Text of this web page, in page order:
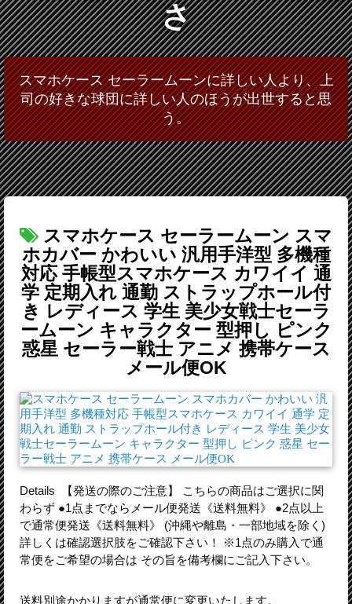
さ
スマホケース セーラームーンに詳しい人より、上
司の好きな球団に詳しい人のほうが出世すると思
う。
スマホケース セーラームーン スマ
ホカバー かわいい 汎用手洋型 多機種
対応 手帳型スマホケース カワイイ 通
学 定期入れ 通勤 ストラップホール付
き レディース 学生 美少女戦士セーラ
ームーン キャラクター 型押し ピンク
惑星 セーラー戦士 アニメ 携帯ケース
メール便OK
Details 【発送の際のご注意】 こちらの商品はご選択に関
わらず ●1点までならメール便発送《送料無料》 ●2点以上
で通常便発送《送料無料》 (沖縄や離島・一部地域を除く)
詳しくは確認選択肢をご確認下さい！ ※1点のみ購入で通
常便をご希望の場合は その旨を備考欄にご記入下さい。
送料別途かかりますが通常便に変更いたします。